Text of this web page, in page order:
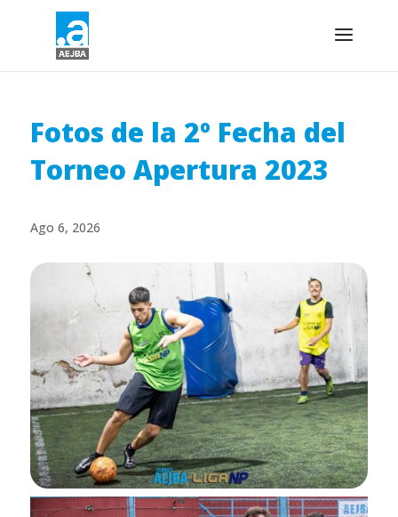
Fotos de la 2º Fecha del
Torneo Apertura 2023
Ago 6, 2026